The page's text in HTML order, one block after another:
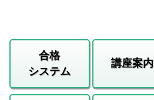
合格
システム
講座案内